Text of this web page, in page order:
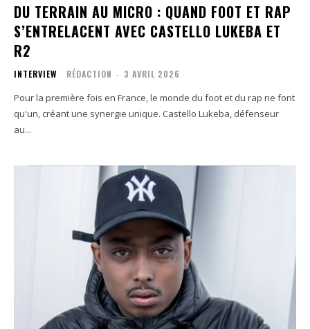
DU TERRAIN AU MICRO : QUAND FOOT ET RAP
S’ENTRELACENT AVEC CASTELLO LUKEBA ET
R2
INTERVIEW RÉDACTION - 3 AVRIL 2026
Pour la première fois en France, le monde du foot et du rap ne font
qu'un, créant une synergie unique. Castello Lukeba, défenseur
au...